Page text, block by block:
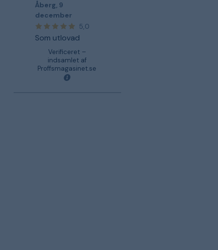
Åberg, 9
december
5,0
Som utlovad
Verificeret –
indsamlet af
Proffsmagasinet.se